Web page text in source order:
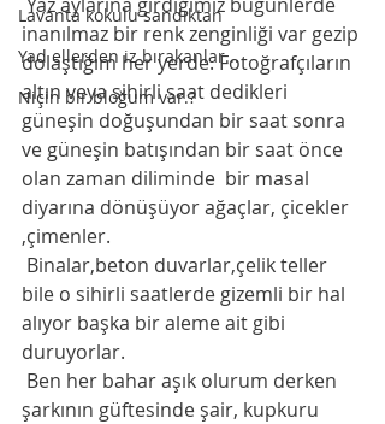
Lavanta kokulu sandıktan
Yad ellerden iz bırakanlar...
Niçin bir bloğum var.?
inanılmaz bir renk zenginliği var gezip
dolaştığım her yerde. Fotoğrafçıların
altın veya sihirli saat dedikleri
güneşin doğuşundan bir saat sonra
ve güneşin batışından bir saat önce
olan zaman diliminde  bir masal
diyarına dönüşüyor ağaçlar, çicekler
,çimenler.
bile o sihirli saatlerde gizemli bir hal
alıyor başka bir aleme ait gibi
duruyorlar.
şarkının güftesinde şair, kupkuru